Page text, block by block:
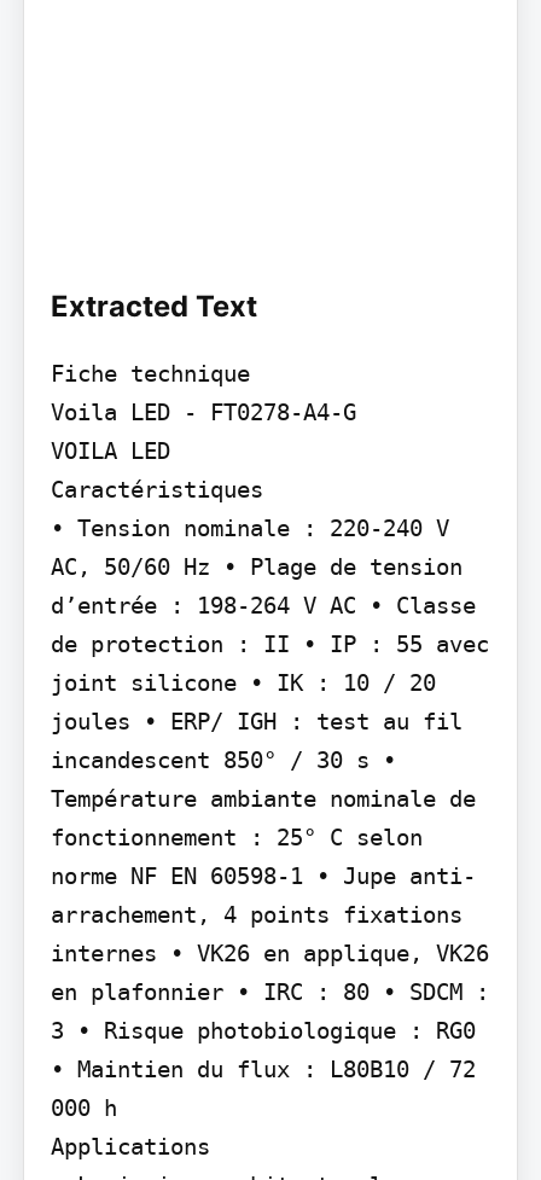
Extracted Text
Fiche technique
Voila LED - FT0278-A4-G
VOILA LED
Caractéristiques
• Tension nominale : 220-240 V
AC, 50/60 Hz • Plage de tension
d’entrée : 198-264 V AC • Classe
de protection : II • IP : 55 avec
joint silicone • IK : 10 / 20
joules • ERP/ IGH : test au fil
incandescent 850° / 30 s •
Température ambiante nominale de
fonctionnement : 25° C selon
norme NF EN 60598-1 • Jupe anti-
arrachement, 4 points fixations
internes • VK26 en applique, VK26
en plafonnier • IRC : 80 • SDCM :
3 • Risque photobiologique : RG0
• Maintien du flux : L80B10 / 72
000 h
Applications